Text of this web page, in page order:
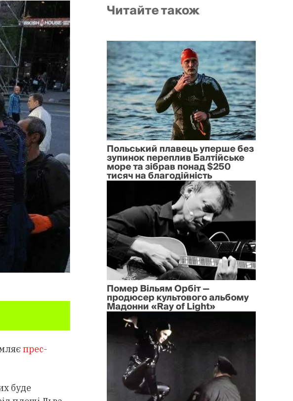
прес-
буде
Читайте також
Польський плавець уперше без
зупинок переплив Балтійське
море та зібрав понад $250
тисяч на благодійність
Помер Вільям Орбіт —
продюсер культового альбому
Мадонни «Ray of Light»